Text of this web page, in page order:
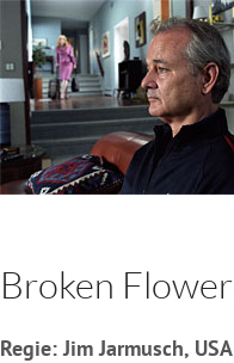
Broken
Regie: Jim Jarmusch,